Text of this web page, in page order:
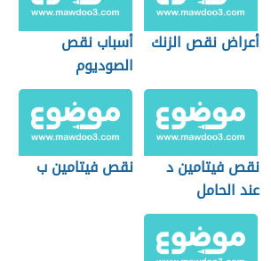
أعراض نقص الزنك
أسباب نقص
الصوديوم
نقص فيتامين د
عند الحامل
نقص فيتامين ب